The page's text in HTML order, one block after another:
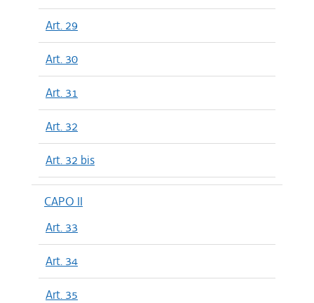
Art. 29
Art. 30
Art. 31
Art. 32
Art. 32 bis
CAPO II
Art. 33
Art. 34
Art. 35